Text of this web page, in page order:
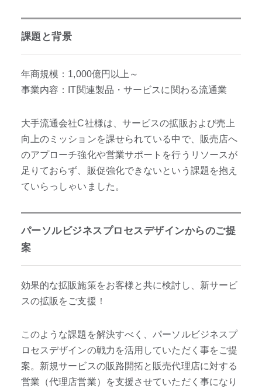
課題と背景
年商規模：1,000億円以上～
事業内容：IT関連製品・サービスに関わる流通業
大手流通会社C社様は、サービスの拡販および売上
向上のミッションを課せられている中で、販売店へ
のアプローチ強化や営業サポートを行うリソースが
足りておらず、販促強化できないという課題を抱え
ていらっしゃいました。
パーソルビジネスプロセスデザインからのご提
案
効果的な拡販施策をお客様と共に検討し、新サービ
スの拡販をご支援！
このような課題を解決すべく、パーソルビジネスプ
ロセスデザインの戦力を活用していただく事をご提
案。新規サービスの販路開拓と販売代理店に対する
営業（代理店営業）を支援させていただく事になり